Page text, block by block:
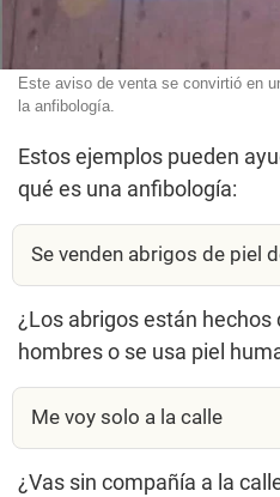
Este aviso de venta se convirtió en
la anfibología.
Estos ejemplos pueden
qué es una anfibología:
Se venden abrigos de piel
¿Los abrigos están hechos
hombres o se usa piel
Me voy solo a la calle
¿Vas sin compañía a la